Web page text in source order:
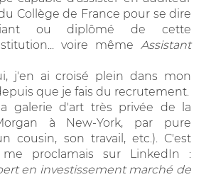
Collège de France pour se dire
ou diplômé de cette
voire même Assistant
j'en ai croisé plein dans mon
que je fais du recrutement.
galerie d'art très privée de la
à New-York, par pure
cousin, son travail, etc.). C'est
proclamais sur LinkedIn :
en investissement marché de